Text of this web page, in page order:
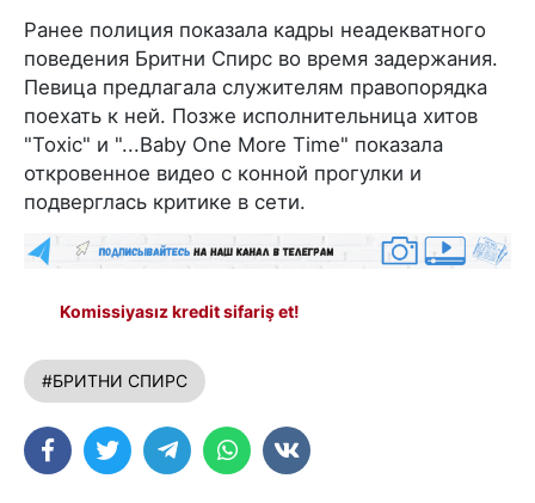
Ранее полиция показала кадры неадекватного
поведения Бритни Спирс во время задержания.
Певица предлагала служителям правопорядка
поехать к ней. Позже исполнительница хитов
"Toxic" и "...Baby One More Time" показала
откровенное видео с конной прогулки и
подверглась критике в сети.
Komissiyasız kredit sifariş et!
#БРИТНИ СПИРС